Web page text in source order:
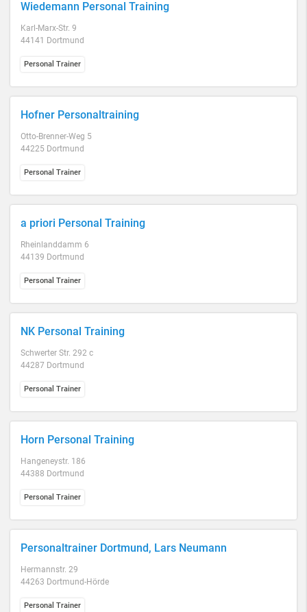
Wiedemann Personal Training
Karl-Marx-Str. 9
44141 Dortmund
Personal Trainer
Hofner Personaltraining
Otto-Brenner-Weg 5
44225 Dortmund
Personal Trainer
a priori Personal Training
Rheinlanddamm 6
44139 Dortmund
Personal Trainer
NK Personal Training
Schwerter Str. 292 c
44287 Dortmund
Personal Trainer
Horn Personal Training
Hangeneystr. 186
44388 Dortmund
Personal Trainer
Personaltrainer Dortmund, Lars Neumann
Hermannstr. 29
44263 Dortmund-Hörde
Personal Trainer